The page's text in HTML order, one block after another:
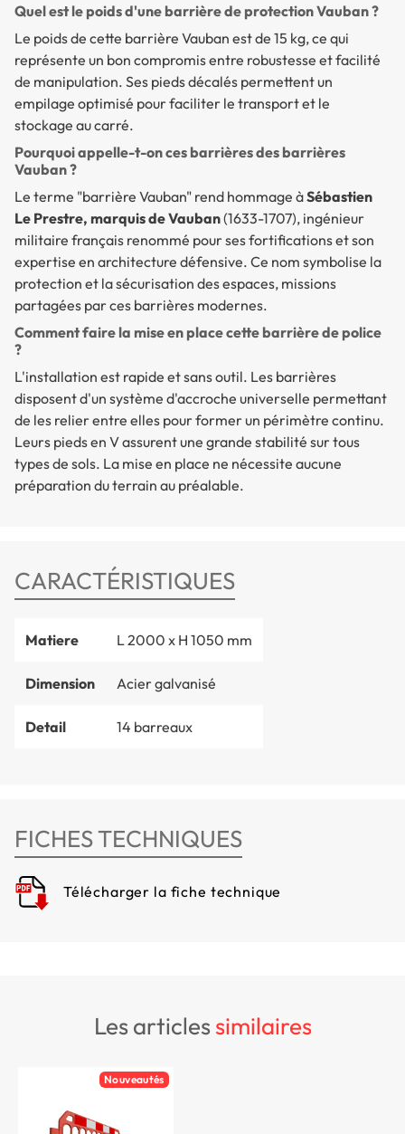
Quel est le poids d'une barrière de protection Vauban ?
Le poids de cette barrière Vauban est de 15 kg, ce qui
représente un bon compromis entre robustesse et facilité
de manipulation. Ses pieds décalés permettent un
empilage optimisé pour faciliter le transport et le
stockage au carré.
Pourquoi appelle-t-on ces barrières des barrières
Vauban ?
Le terme "barrière Vauban" rend hommage àSébastien
Le Prestre, marquis de Vauban(1633-1707), ingénieur
militaire français renommé pour ses fortifications et son
expertise en architecture défensive. Ce nom symbolise la
protection et la sécurisation des espaces, missions
partagées par ces barrières modernes.
Comment faire la mise en place cette barrière de police
?
L'installation est rapide et sans outil. Les barrières
disposent d'un système d'accroche universelle permettant
de les relier entre elles pour former un périmètre continu.
Leurs pieds en V assurent une grande stabilité sur tous
types de sols. La mise en place ne nécessite aucune
préparation du terrain au préalable.
CARACTÉRISTIQUES
Matiere L 2000 x H 1050 mm
Dimension Acier galvanisé
Detail 14 barreaux
FICHES TECHNIQUES
Télécharger la fiche technique
les articlessimilaires
Nouveautés